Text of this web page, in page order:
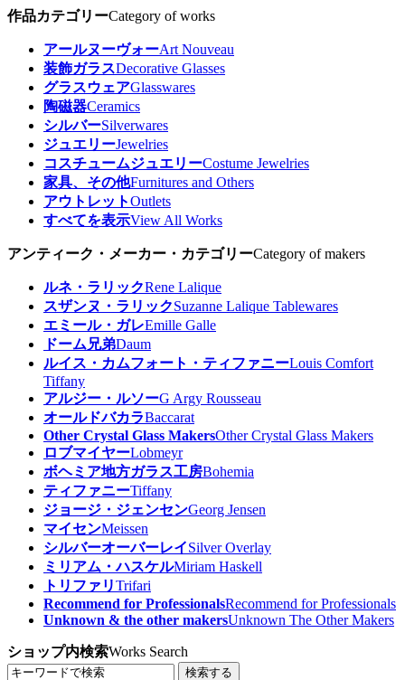
作品カテゴリーCategory of works
アールヌーヴォーArt Nouveau
装飾ガラスDecorative Glasses
グラスウェアGlasswares
陶磁器Ceramics
シルバーSilverwares
ジュエリーJewelries
コスチュームジュエリーCostume Jewelries
家具、その他Furnitures and Others
アウトレットOutlets
すべてを表示View All Works
アンティーク・メーカー・カテゴリーCategory of makers
ルネ・ラリックRene Lalique
スザンヌ・ラリックSuzanne Lalique Tablewares
エミール・ガレEmille Galle
ドーム兄弟Daum
ルイス・カムフォート・ティファニーLouis Comfort
Tiffany
アルジー・ルソーG Argy Rousseau
オールドバカラBaccarat
Other Crystal Glass MakersOther Crystal Glass Makers
ロブマイヤーLobmeyr
ボヘミア地方ガラス工房Bohemia
ティファニーTiffany
ジョージ・ジェンセンGeorg Jensen
マイセンMeissen
シルバーオーバーレイSilver Overlay
ミリアム・ハスケルMiriam Haskell
トリファリTrifari
Recommend for ProfessionalsRecommend for Professionals
Unknown & the other makersUnknown The Other Makers
ショップ内検索Works Search
検索する